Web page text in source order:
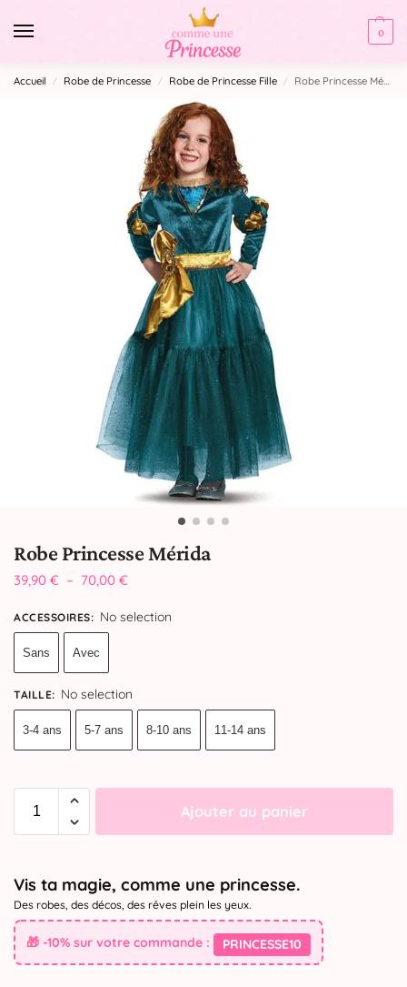
0
Accueil / Robe de Princesse / Robe de Princesse Fille / Robe Princesse Mérida
Robe Princesse Mérida
39,90 € – 70,00 €
ACCESSOIRES: No selection
Sans Avec
TAILLE: No selection
3-4 ans 5-7 ans 8-10 ans 11-14 ans
Ajouter au panier
Vis ta magie, comme une princesse.
Des robes, des décos, des rêves plein les yeux.
🎁 -10% sur votre commande : PRINCESSE10